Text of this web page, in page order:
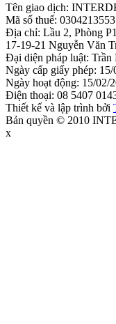
Tên giao dịch:
Mã số thuế: 0304213553
Địa chỉ: Lầu 2, Phòng
17-19-21 Nguyễn Văn
Đại diện pháp luật: Trần
Ngày cấp giấy phép: 15/
Ngày hoạt động: 15/02/
Điện thoại: 08 5407
Thiết kế và lập trình bởi
Bản quyền © 2010
x